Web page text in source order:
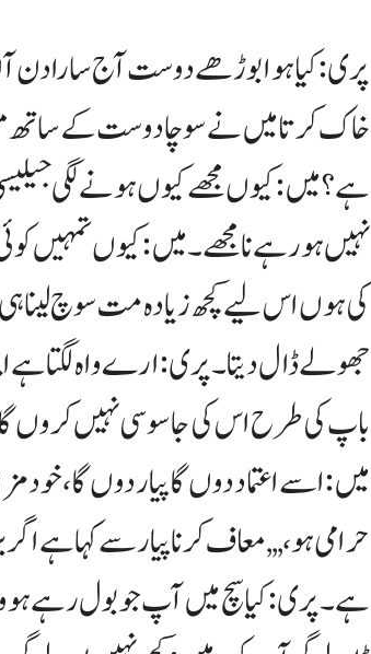
پری: کیا ہوا بوڑھے دوست آج سارا دن
خاک کرتا میں نے سوچا دوست کے
ہے؟ میں:کیوں مجھے کیوں ہونے لگی
نہیں ہو رہے نا مجھے۔ میں:کیوں تمہیں
کی ہوں اس لیے کچھ زیادہ مت سوچ لینا ہی
جھولے ڈال دیتا۔ پری:ارے واہ لگتا ہے
باپ کی طرح اس کی جاسوسی نہیں کروں
میں:اسے اعتماد دوں گا پیار دوں گا،
حرامی ہو ،,,, معاف کرنا پیار سے کہا ہے اگر
ہے۔ پری:کیا سچ میں آپ جو بول رہے ہو